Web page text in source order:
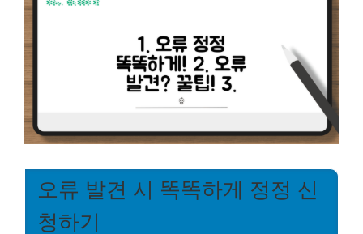
오류 발견 시 똑똑하게 정정 신
청하기